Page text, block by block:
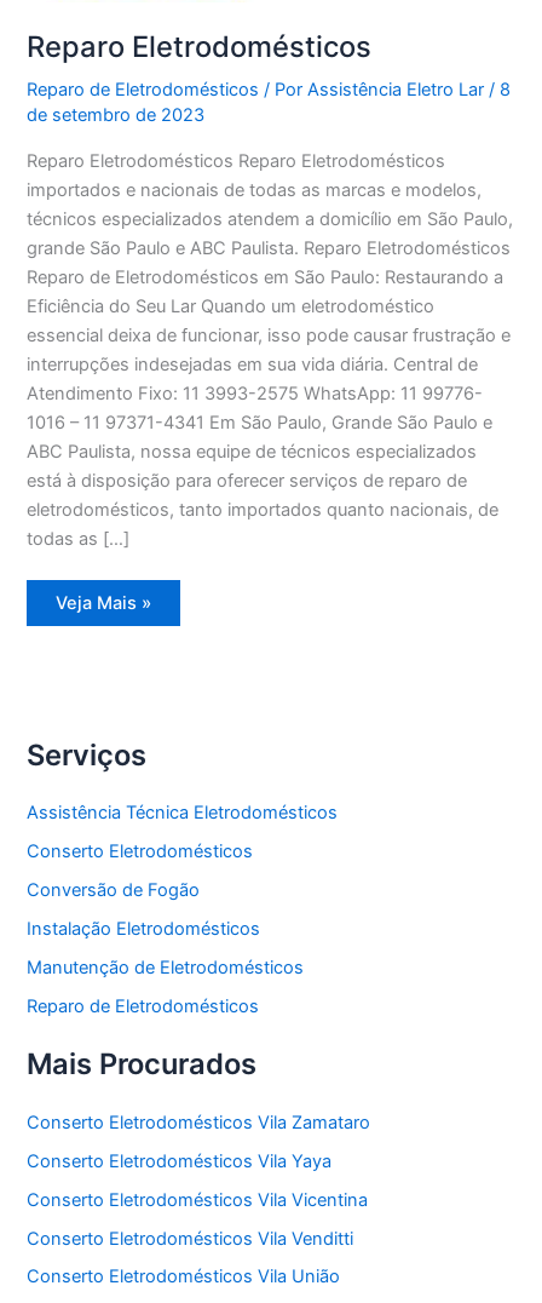
Reparo Eletrodomésticos
Reparo de Eletrodomésticos / PorAssistência Eletro Lar/ 8
de setembro de 2023
Reparo Eletrodomésticos Reparo Eletrodomésticos
importados e nacionais de todas as marcas e modelos,
técnicos especializados atendem a domicílio em São Paulo,
grande São Paulo e ABC Paulista. Reparo Eletrodomésticos
Reparo de Eletrodomésticos em São Paulo: Restaurando a
Eficiência do Seu Lar Quando um eletrodoméstico
essencial deixa de funcionar, isso pode causar frustração e
interrupções indesejadas em sua vida diária. Central de
Atendimento Fixo: 11 3993-2575 WhatsApp: 11 99776-
1016 – 11 97371-4341 Em São Paulo, Grande São Paulo e
ABC Paulista, nossa equipe de técnicos especializados
está à disposição para oferecer serviços de reparo de
eletrodomésticos, tanto importados quanto nacionais, de
todas as […]
Reparo
Eletrodomésticos
Veja Mais »
Serviços
Assistência Técnica Eletrodomésticos
Conserto Eletrodomésticos
Conversão de Fogão
Instalação Eletrodomésticos
Manutenção de Eletrodomésticos
Reparo de Eletrodomésticos
Mais Procurados
Conserto Eletrodomésticos Vila Zamataro
Conserto Eletrodomésticos Vila Yaya
Conserto Eletrodomésticos Vila Vicentina
Conserto Eletrodomésticos Vila Venditti
Conserto Eletrodomésticos Vila União